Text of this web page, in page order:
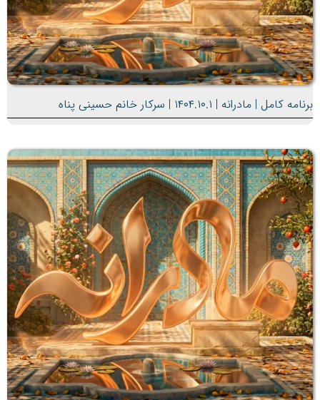
برنامه کامل | مادرانه | ۱۴۰۴.۱۰.۱ | سرکار خانم حسینی پناه